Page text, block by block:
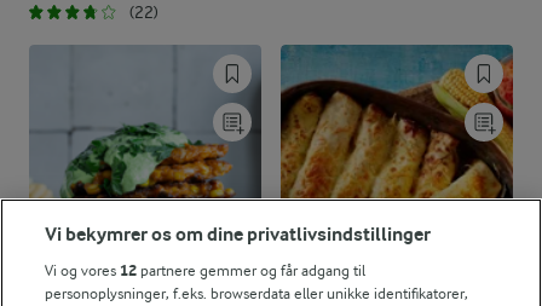
(22)
Vi bekymrer os om dine privatlivsindstillinger
Vi og vores 12 partnere gemmer og får adgang til
personoplysninger, f.eks. browserdata eller unikke identifikatorer,